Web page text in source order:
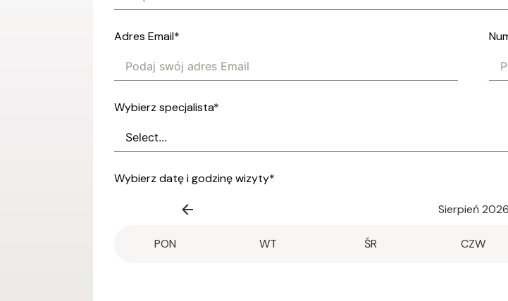
Adres Email*
Wybierz specjalista*
Wybierz datę i godzinę wizyty*
Sierpień 2026
PON WT ŚR CZW